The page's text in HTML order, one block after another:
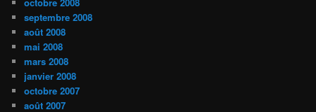
septembre 2008
août 2008
mai 2008
mars 2008
janvier 2008
octobre 2007
août 2007